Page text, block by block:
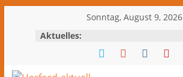
springen
Sonntag, August 9, 2026
Aktuelles: